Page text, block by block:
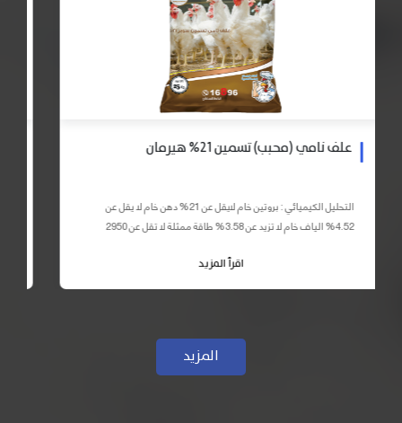
علف نامي (محبب) تسمين 21% هيرمان
التحليل الكيميائي : بروتين خام لايقل عن 21% دهن خام لا يقل عن
4.52% الياف خام لا تزيد عن 3.58% طاقة ممثلة لا تقل عن 2950
اقرأ المزيد
المزيد